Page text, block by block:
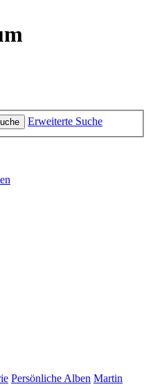
Erweiterte Suche
Persönliche Alben Martin